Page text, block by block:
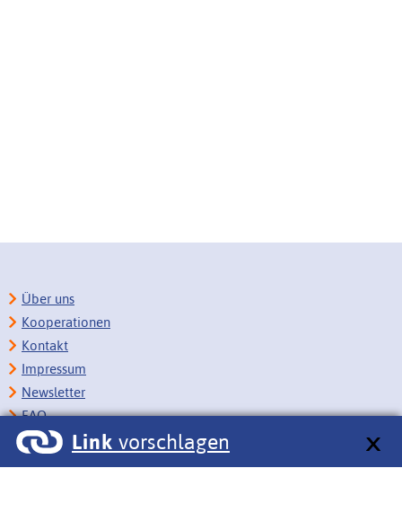
Link vorschlagen
Über uns
Kooperationen
Kontakt
Impressum
Newsletter
FAQ
Copyright